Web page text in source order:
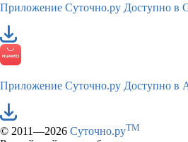
Приложение Суточно.ру Доступно в
Приложение Суточно.ру Доступно в
© 2011—2026 Суточно.руTM